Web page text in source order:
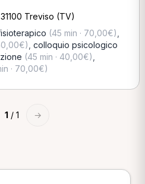
Treviso (TV)
(45 min · 70,00€)
colloquio psicologico
(45 min · 40,00€)
· 70,00€)
1 / 1 →